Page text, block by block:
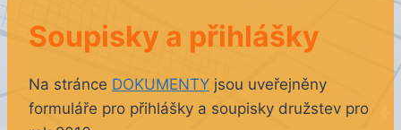
Soupisky a přihlášky
Na stránce DOKUMENTY jsou uveřejněny
formuláře pro přihlášky a soupisky družstev pro